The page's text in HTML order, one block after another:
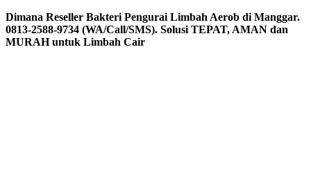
Dimana Reseller Bakteri Pengurai Limbah Aerob di Manggar.
0813-2588-9734 (WA/Call/SMS). Solusi TEPAT, AMAN dan
MURAH untuk Limbah Cair